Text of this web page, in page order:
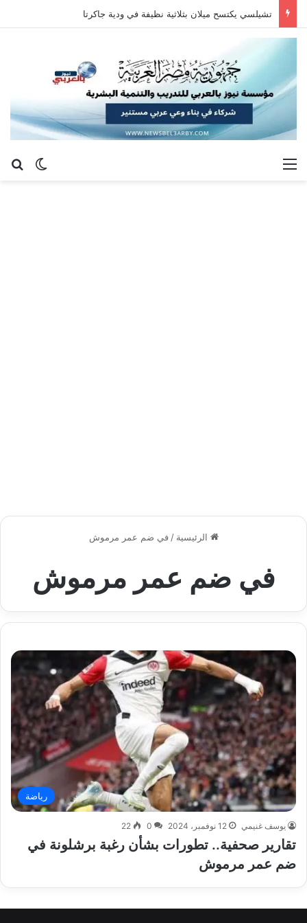
تشيلسي يكتسح ميلان بثلاثية نظيفة في ودية جاكرتا
الوضع القائمة
الرئيسية / في ضم عمر مرموش
في ضم عمر مرموش
رياضة
يوسف غنيمي 12 نوفمبر، 2024 0
22
تقارير صحفية.. تطورات بشأن رغبة برشلونة في
ضم عمر مرموش